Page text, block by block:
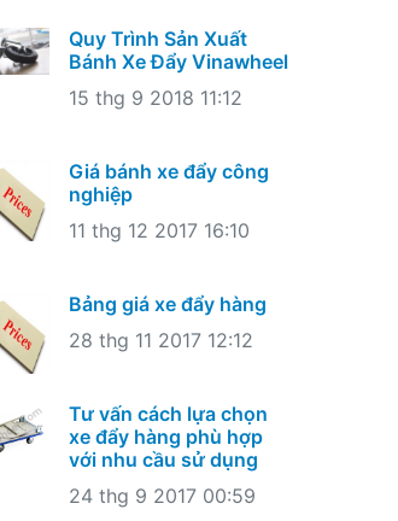
Quy Trình Sản Xuất
Bánh Xe Đẩy Vinawheel
15 thg 9 2018 11:12
Giá bánh xe đẩy công
nghiệp
11 thg 12 2017 16:10
Bảng giá xe đẩy hàng
28 thg 11 2017 12:12
Tư vấn cách lựa chọn
xe đẩy hàng phù hợp
với nhu cầu sử dụng
24 thg 9 2017 00:59